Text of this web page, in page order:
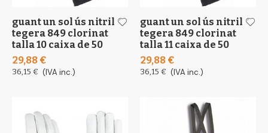
guant un sol ús nitril
tegera 849 clorinat
talla 10 caixa de 50
29,88 €
36,15 € (IVA inc.)
guant un sol ús nitril
tegera 849 clorinat
talla 11 caixa de 50
29,88 €
36,15 € (IVA inc.)